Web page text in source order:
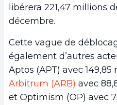
libérera 221,47 millions
décembre.
Cette vague de
également d’autres
Aptos (APT) avec
Arbitrum (ARB) avec
et Optimism (OP) avec